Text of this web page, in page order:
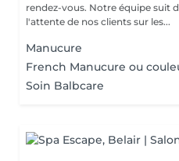
rendez-vous. Notre équipe suit
l'attente de nos clients sur les...
Manucure
French Manucure ou
Soin Balbcare